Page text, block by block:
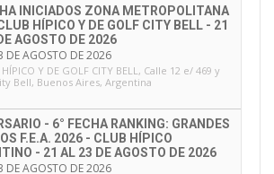
INICIADOS ZONA METROPOLITANA
HÍPICO Y DE GOLF CITY BELL - 21
AGOSTO DE 2026
DE AGOSTO DE 2026
HÍPICO Y DE GOLF CITY BELL, Calle 12 e/ 469 y
Bell, Buenos Aires, Argentina
- 6° FECHA RANKING: GRANDES
F.E.A. 2026 - CLUB HÍPICO
- 21 AL 23 DE AGOSTO DE 2026
DE AGOSTO DE 2026